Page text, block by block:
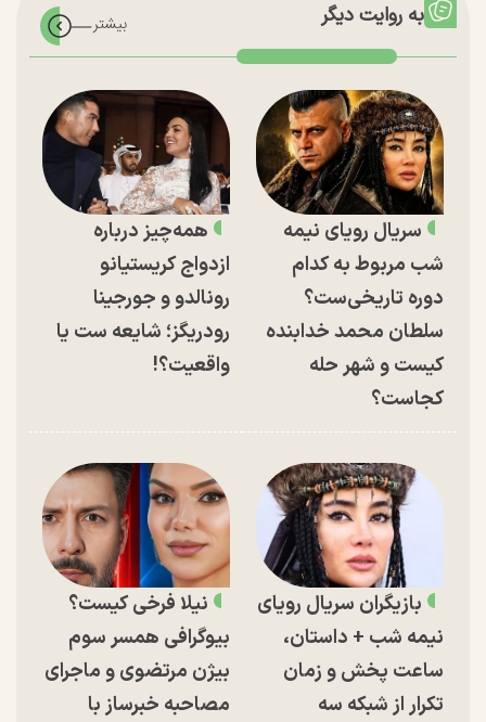
به روایت دیگر
سریال رویای نیمه
شب مربوط به کدام
دوره تاریخی‌ست؟
سلطان محمد خدابنده
کیست و شهر حله
کجاست؟
همه‌چیز درباره
ازدواج کریستیانو
رونالدو و جورجینا
رودریگز؛ شایعه ست یا
واقعیت؟!
بازیگران سریال رویای
نیمه شب + داستان،
ساعت پخش و زمان
تکرار از شبکه سه
نیلا فرخی کیست؟
بیوگرافی همسر سوم
بیژن مرتضوی و ماجرای
مصاحبه خبرساز با